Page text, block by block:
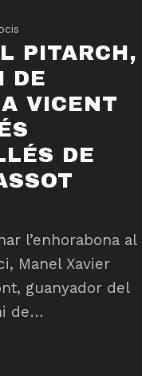
PITARCH,
DE
VICENT
DE
l’enhorabona al
Manel Xavier
guanyador del
de…